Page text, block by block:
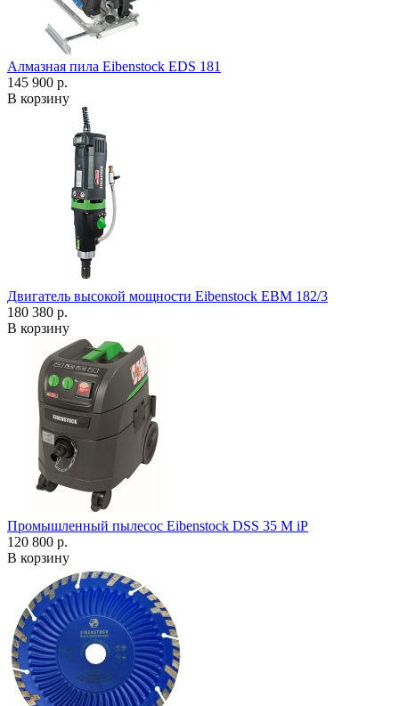
Алмазная пила Eibenstock EDS 181
145 900 р.
В корзину
Двигатель высокой мощности Eibenstock EBM 182/3
180 380 р.
В корзину
Промышленный пылесос Eibenstock DSS 35 M iP
120 800 р.
В корзину